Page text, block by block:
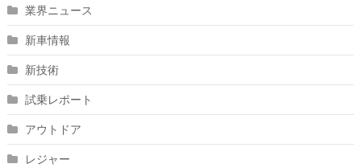
業界ニュース
新車情報
新技術
試乗レポート
アウトドア
レジャー